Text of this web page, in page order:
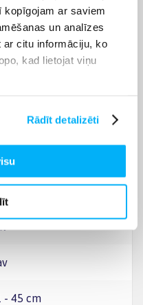
kopīgojam ar saviem
un analīzes
ar citu informāciju, ko
kad lietojat viņu
Rādīt detalizēti
24 mēn.
Ķīna
- 45 cm